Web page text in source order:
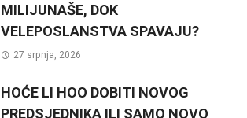
MILIJUNAŠE, DOK
VELEPOSLANSTVA SPAVAJU?
27 srpnja, 2026
HOĆE LI HOO DOBITI NOVOG
PREDSJEDNIKA ILI SAMO NOVO